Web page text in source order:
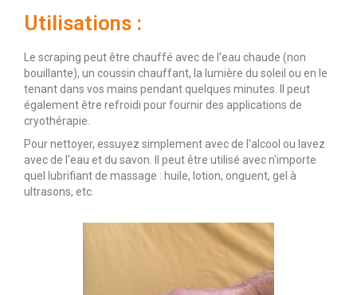
Utilisations :
Le scraping peut être chauffé avec de l'eau chaude (non
bouillante), un coussin chauffant, la lumière du soleil ou en le
tenant dans vos mains pendant quelques minutes. Il peut
également être refroidi pour fournir des applications de
cryothérapie.
Pour nettoyer, essuyez simplement avec de l'alcool ou lavez
avec de l'eau et du savon. Il peut être utilisé avec n'importe
quel lubrifiant de massage : huile, lotion, onguent, gel à
ultrasons, etc.